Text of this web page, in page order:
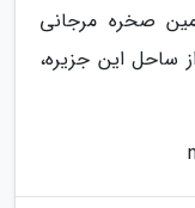
صخره مرجانی
ساحل این جزیره،